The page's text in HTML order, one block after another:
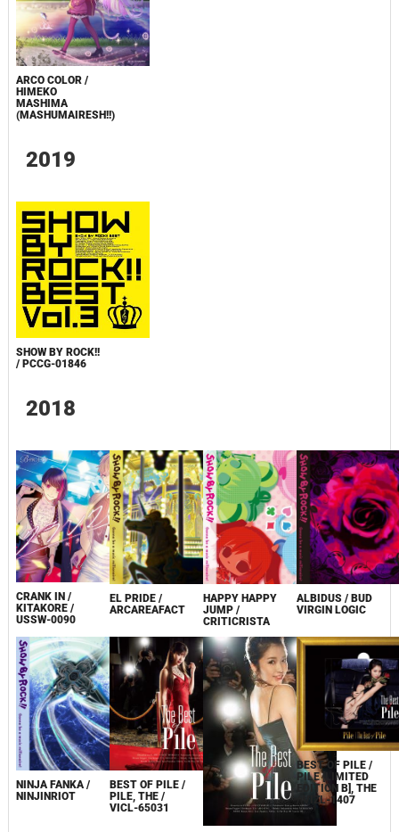
ARCO COLOR /
HIMEKO
MASHIMA
(MASHUMAIRESH!!)
2019
SHOW BY ROCK!!
/ PCCG-01846
2018
CRANK IN /
KITAKORE /
USSW-0090
EL PRIDE /
ARCAREAFACT
HAPPY HAPPY
JUMP /
CRITICRISTA
ALBIDUS / BUD
VIRGIN LOGIC
NINJA FANKA /
NINJINRIOT
BEST OF PILE /
PILE, THE /
VICL-65031
BEST OF PILE /
PILE [LIMITED
EDITION B], THE
/ VIZL-1407